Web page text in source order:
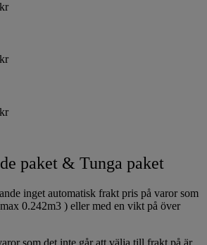
kr
kr
kr
paket & Tunga paket
inget automatisk frakt pris på varor som
0.242m3 ) eller med en vikt på över